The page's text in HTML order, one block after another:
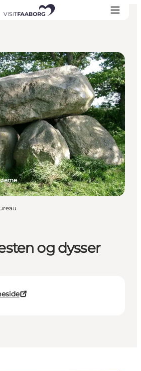
og dysser
ruiner